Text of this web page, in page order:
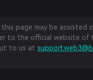
page may be
to the official website
to us at